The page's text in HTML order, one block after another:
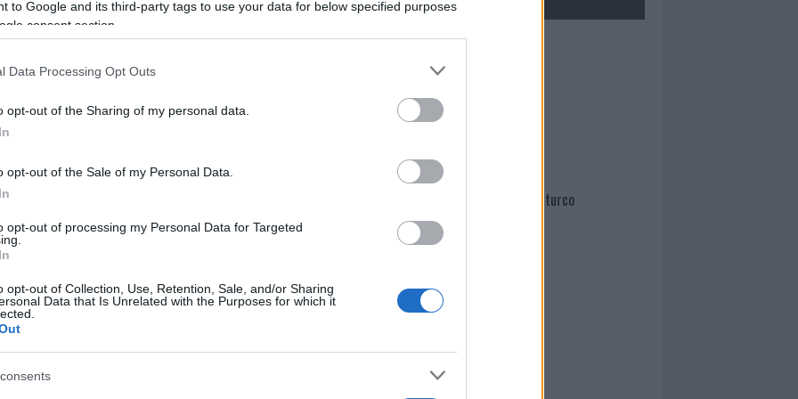
to Google and its third-party tags to use your data for below specified purposes
consent section.
Data Processing Opt Outs
opt-out of the Sharing of my personal data.
opt-out of the Sale of my Personal Data.
opt-out of processing my Personal Data for Targeted
opt-out of Collection, Use, Retention, Sale, and/or Sharing
Data that Is Unrelated with the Purposes for which it
registrato una grande affluenza, con il 72,9% degli
aventi diritto che ha esercitato il proprio…
Regionali, affluenza alle 12: record sardo a
Affluenza negativa a Buddusò. Le urne per l’elezione
resteranno aperte fino alle 22. In alcuni comuni
della Gallura si è registrata una partecipazione
Regionali, ecco l’affluenza alle 12 nella
Paolo Pinna
Martina Agostina Diturco
I nostri cari